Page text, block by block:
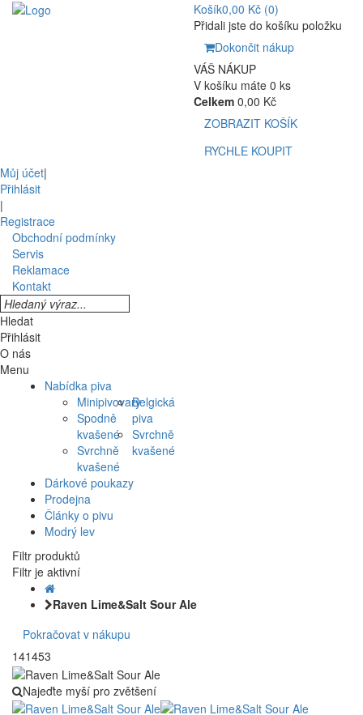
Košík0,00 Kč (0)
Přidali jste do košíku položku
Dokončit nákup
VÁŠ NÁKUP
V košíku máte 0 ks
Celkem 0,00 Kč
ZOBRAZIT KOŠÍK
RYCHLE KOUPIT
Můj účet|
Přihlásit
|
Registrace
Obchodní podmínky
Servis
Reklamace
Kontakt
Hledat
Přihlásit
O nás
Menu
Nabídka piva
Minipivovary
Spodně
kvašené
Svrchně
kvašené
Belgická
piva
Svrchně
kvašené
Dárkové poukazy
Prodejna
Články o pivu
Modrý lev
Filtr produktů
Filtr je aktivní
Raven Lime&Salt Sour Ale
Pokračovat v nákupu
141453
Najeďte myší pro zvětšení